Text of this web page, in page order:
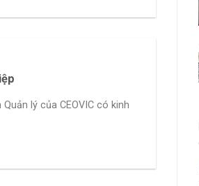
lý của CEOVIC có kinh